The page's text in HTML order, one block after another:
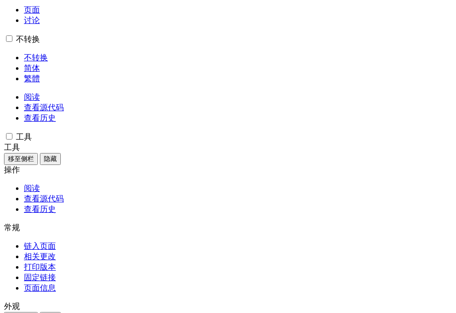
页面
讨论
不转换
不转换
简体
繁體
阅读
查看源代码
查看历史
工具
工具
移至侧栏 隐藏
操作
阅读
查看源代码
查看历史
常规
链入页面
相关更改
打印版本
固定链接
页面信息
外观